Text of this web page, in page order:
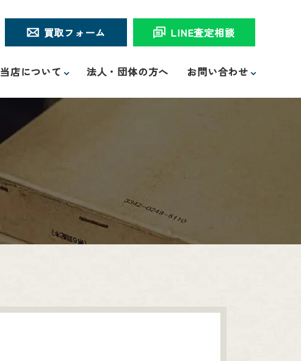
当店について 法人・団体の方へ お問い合わせ
買取フォーム LINE査定相談